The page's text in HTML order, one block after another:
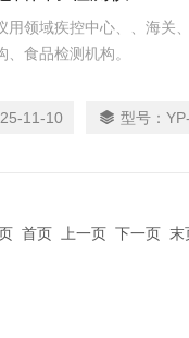
用领域疾控中心、、海关
食品检测机构。
11-10 型号：
首页 上一页 下一页